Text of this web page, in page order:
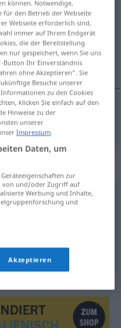
antippen)
können. Notwendige,
für den Betrieb der Webseite
Webseite erforderlich sind,
immer auf Ihrem Endgerät
die der Bereitstellung
nur gespeichert, wenn Sie uns
Button Ihr Einverständnis
ohne Akzeptieren“. Sie
Besuche unserer
zu den Cookies
klicken Sie einfach auf den
Hinweise zu der
unserer
Impressum.
Daten, um
zur
von und/oder Zugriff auf
Werbung und Inhalte,
und
Akzeptieren